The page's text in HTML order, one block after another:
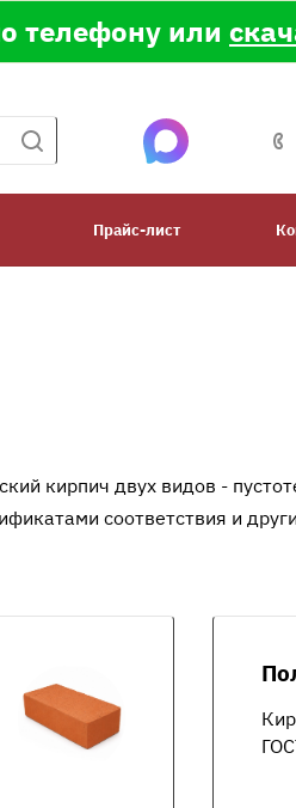
телефону или
Прайс-лист
кирпич двух видов -
соответствия и